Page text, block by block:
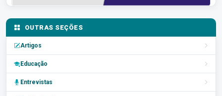
OUTRAS SEÇÕES
Artigos
Educação
Entrevistas